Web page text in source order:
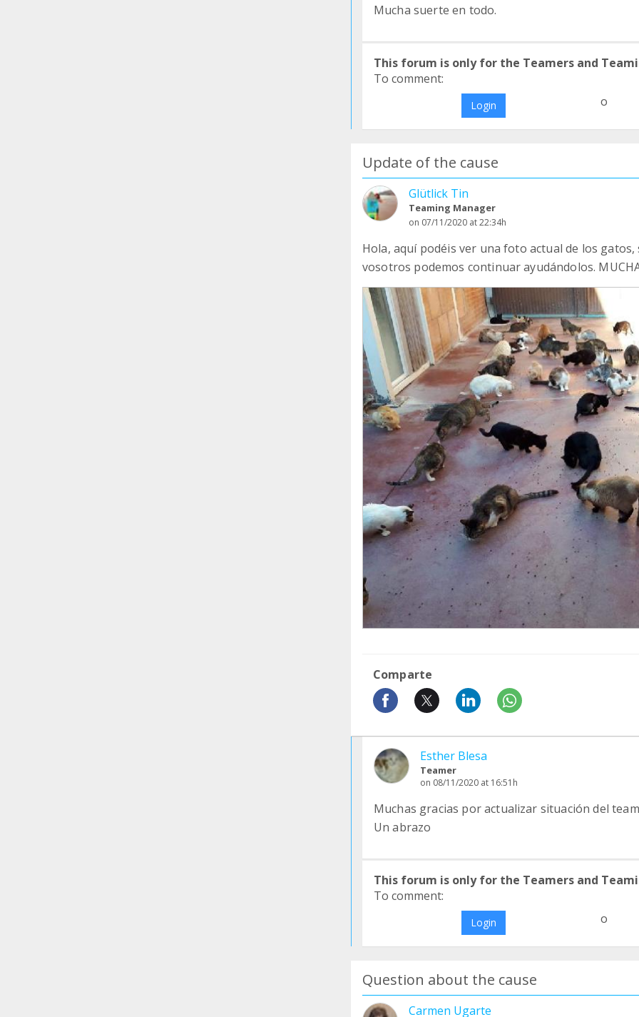
Mucha suerte en todo.
This forum is only for the Teamers and
To comment:
Login o
Update of the cause
Glütlick Tin
Teaming Manager
on 07/11/2020 at 22:34h
Hola, aquí podéis ver una foto actual de los
vosotros podemos continuar ayudándolos.
Comparte
Esther Blesa
Teamer
on 08/11/2020 at 16:51h
Muchas gracias por actualizar situación del team
Un abrazo
This forum is only for the Teamers and
To comment:
Login o
Question about the cause
Carmen Ugarte